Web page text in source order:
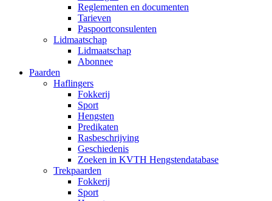
Reglementen en documenten
Tarieven
Paspoortconsulenten
Lidmaatschap
Lidmaatschap
Abonnee
Paarden
Haflingers
Fokkerij
Sport
Hengsten
Predikaten
Rasbeschrijving
Geschiedenis
Zoeken in KVTH Hengstendatabase
Trekpaarden
Fokkerij
Sport